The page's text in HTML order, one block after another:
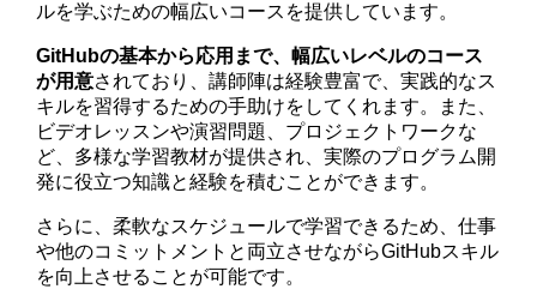
ルを学ぶための幅広いコースを提供しています。
GitHubの基本から応用まで、幅広いレベルのコース
が用意されており、講師陣は経験豊富で、実践的なス
キルを習得するための手助けをしてくれます。また、
ビデオレッスンや演習問題、プロジェクトワークな
ど、多様な学習教材が提供され、実際のプログラム開
発に役立つ知識と経験を積むことができます。
さらに、柔軟なスケジュールで学習できるため、仕事
や他のコミットメントと両立させながらGitHubスキル
を向上させることが可能です。